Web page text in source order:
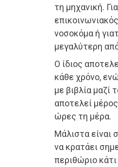
τη μηχανική.
νοσοκόμα ή
μεγαλύτερη
Ο ίδιος
κάθε χρόνο,
με βιβλία μαζί
αποτελεί
ώρες τη μέρα.
Μάλιστα είναι
να κρατάει
περιθώριο